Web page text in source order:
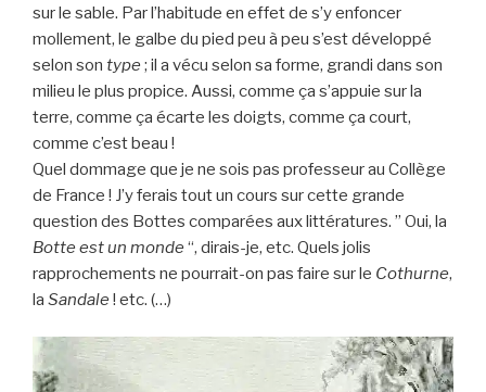
sur le sable. Par l’habitude en effet de s’y enfoncer
mollement, le galbe du pied peu à peu s’est développé
selon son type ; il a vécu selon sa forme, grandi dans son
milieu le plus propice. Aussi, comme ça s’appuie sur la
terre, comme ça écarte les doigts, comme ça court,
comme c’est beau !
Quel dommage que je ne sois pas professeur au Collège
de France ! J’y ferais tout un cours sur cette grande
question des Bottes comparées aux littératures. ” Oui, la
Botte est un monde “, dirais-je, etc. Quels jolis
rapprochements ne pourrait-on pas faire sur le Cothurne,
la Sandale ! etc. (…)